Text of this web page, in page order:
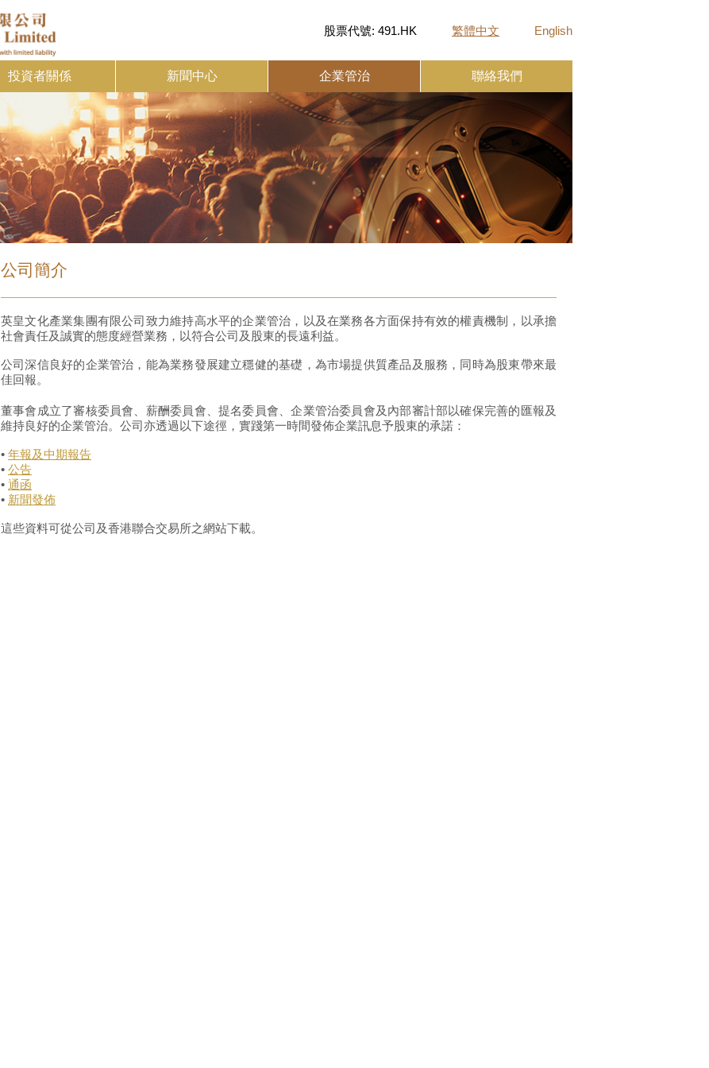
股票代號: 491.HK 繁體中文 English
投資者關係 新聞中心 企業管治 聯絡我們
公司簡介
英皇文化產業集團有限公司致力維持高水平的企業管治，以及在業務各方面保持有效的權責機制，以承擔
社會責任及誠實的態度經營業務，以符合公司及股東的長遠利益。
公司深信良好的企業管治，能為業務發展建立穩健的基礎，為市場提供質產品及服務，同時為股東帶來最
佳回報。
董事會成立了審核委員會、薪酬委員會、提名委員會、企業管治委員會及內部審計部以確保完善的匯報及
維持良好的企業管治。公司亦透過以下途徑，實踐第一時間發佈企業訊息予股東的承諾：
• 年報及中期報告
• 公告
• 通函
• 新聞發佈
這些資料可從公司及香港聯合交易所之網站下載。